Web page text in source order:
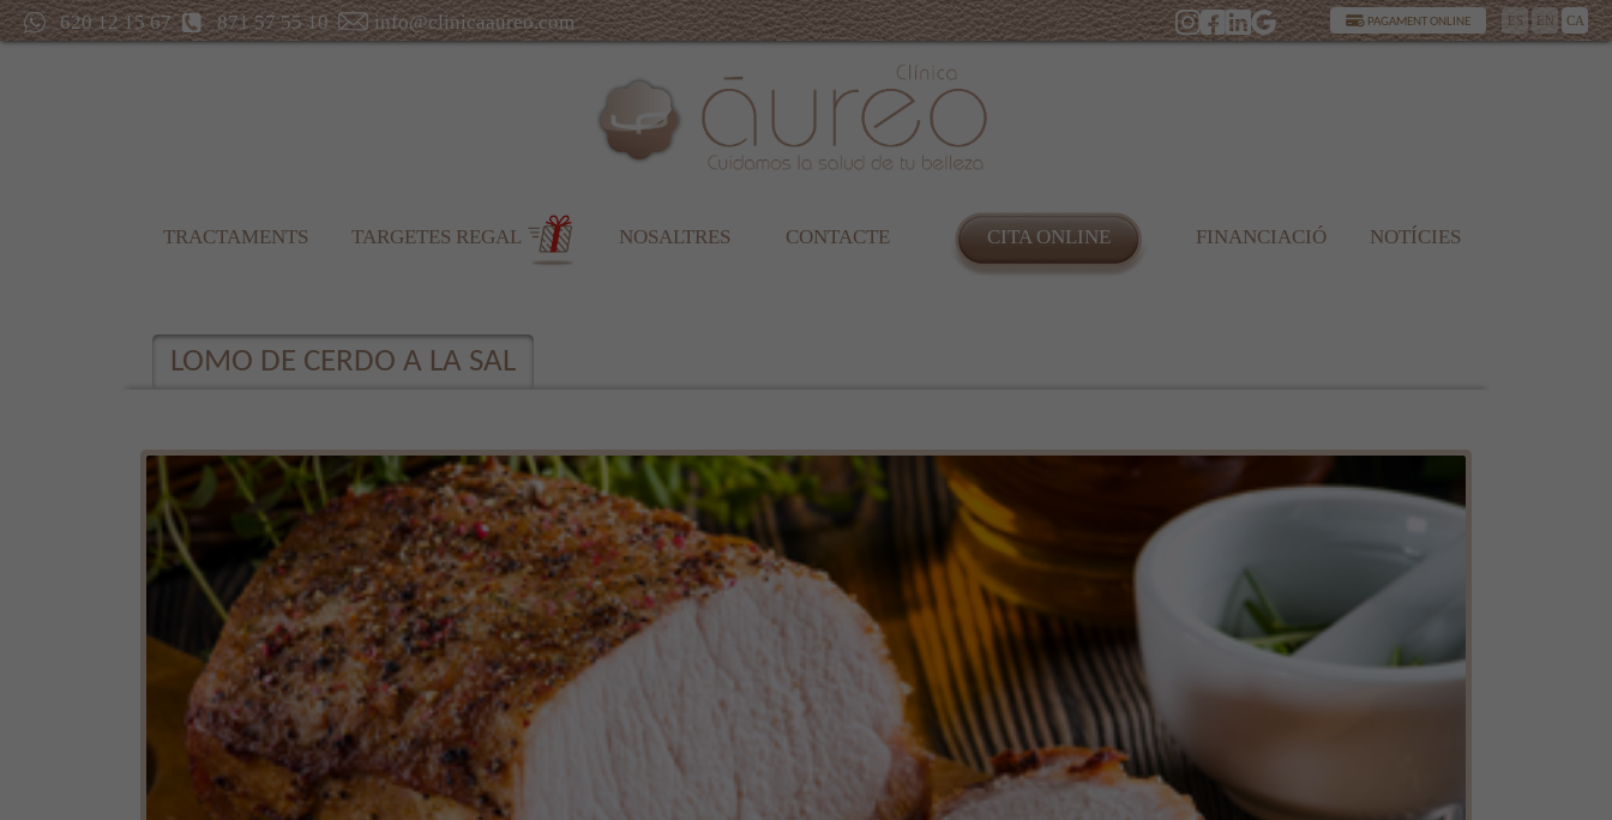
620 12 15 67 871 57 55 10 info@clinicaaureo.com PAGAMENT ONLINE ES EN CA
TRACTAMENTS TARGETES REGAL NOSALTRES CONTACTE CITA ONLINE FINANCIACIÓ NOTÍCIES
LOMO DE CERDO A LA SAL